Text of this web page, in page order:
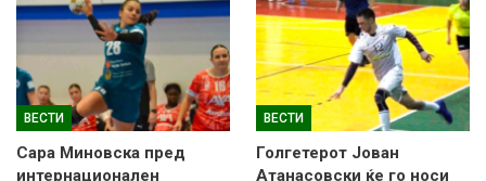
ВЕСТИ
Сара Миновска пред
интернационален
ВЕСТИ
Голгетерот Јован
Атанасовски ќе го носи